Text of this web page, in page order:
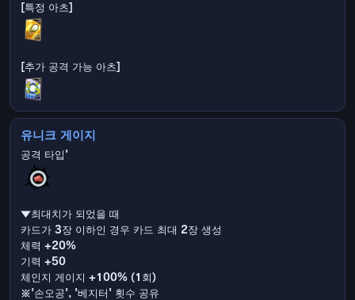
유니크 게이지
▼최대치가 되었을 때
카드가 3장 이하인 경우 카드 최대 2장 생성
체력 +20%
기력 +50
체인지 게이지 +100% (1회)
※'손오공', '베지터' 횟수 공유